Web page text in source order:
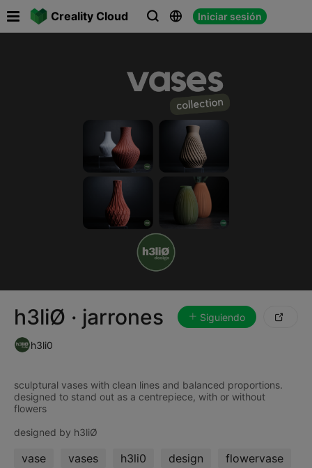
Creality Cloud   Iniciar sesión
h3liØ · jarrones Siguiendo 
h3li0
sculptural vases with clean lines and balanced proportions.
designed to stand out as a centrepiece, with or without
flowers
vase vases h3li0 design flowervase